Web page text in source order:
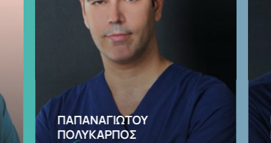
ΠΑΠΑΝΑΓΙΩΤΟΥ
ΠΟΛΥΚΑΡΠΟΣ